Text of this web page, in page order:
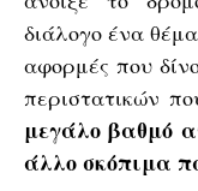
διάλογο ένα
αφορμές που
περιστατικών
μεγάλο βαθμό
άλλο σκόπιμα